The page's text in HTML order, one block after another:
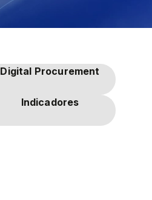
Digital Procurement
Indicadores